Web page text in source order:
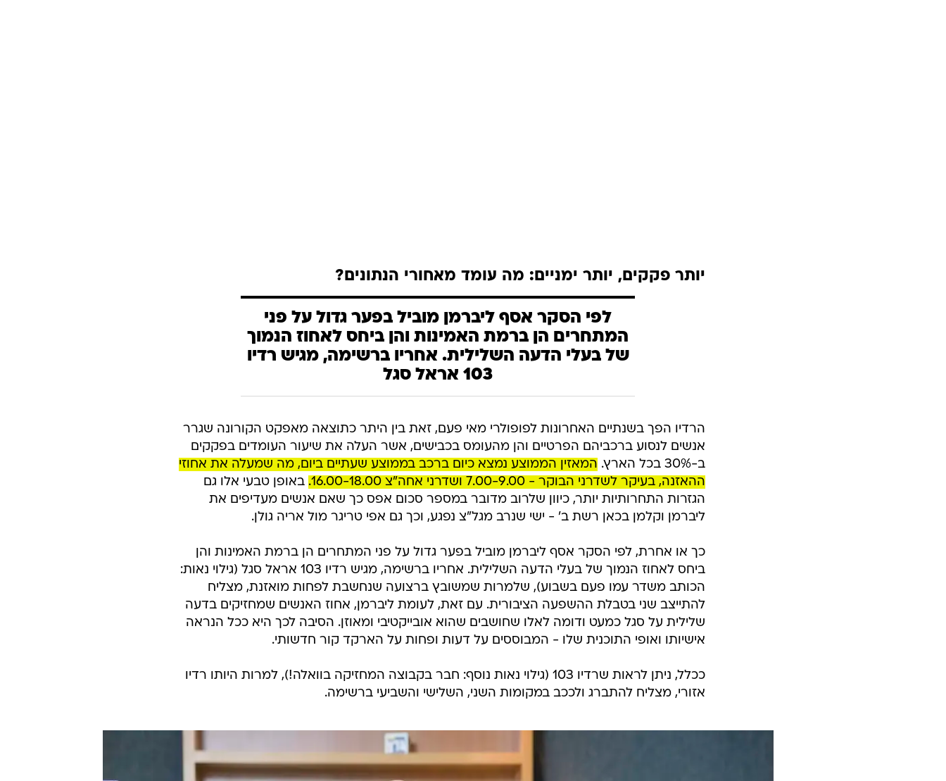
יותר פקקים, יותר ימניים: מה עומד מאחורי הנתונים?
לפי הסקר אסף ליברמן מוביל בפער גדול על פני
המתחרים הן ברמת האמינות והן ביחס לאחוז הנמוך
של בעלי הדעה השלילית. אחריו ברשימה, מגיש רדיו
103 אראל סגל
הרדיו הפך בשנתיים האחרונות לפופולרי מאי פעם, זאת בין היתר כתוצאה מאפקט הקורונה שגרר
אנשים לנסוע ברכביהם הפרטיים והן מהעומס בכבישים, אשר העלה את שיעור העומדים בפקקים
ב-30% בכל הארץ.
המאזין הממוצע נמצא כיום ברכב בממוצע שעתיים ביום, מה שמעלה את אחוזי
ההאזנה, בעיקר לשדרני הבוקר - 7.00-9.00 ושדרני אחה"צ 16.00-18.00.
באופן טבעי אלו גם
הגזרות התחרותיות יותר, כיוון שלרוב מדובר במספר סכום אפס כך שאם אנשים מעדיפים את
ליברמן וקלמן בכאן רשת ב' - ישי שנרב מגל"צ נפגע, וכך גם אפי טריגר מול אריה גולן.
כך או אחרת, לפי הסקר אסף ליברמן מוביל בפער גדול על פני המתחרים הן ברמת האמינות והן
ביחס לאחוז הנמוך של בעלי הדעה השלילית. אחריו ברשימה, מגיש רדיו 103 אראל סגל (גילוי נאות:
הכותב משדר עמו פעם בשבוע), שלמרות שמשובץ ברצועה שנחשבת לפחות מואזנת, מצליח
להתייצב שני בטבלת ההשפעה הציבורית. עם זאת, לעומת ליברמן, אחוז האנשים שמחזיקים בדעה
שלילית על סגל כמעט ודומה לאלו שחושבים שהוא אובייקטיבי ומאוזן. הסיבה לכך היא ככל הנראה
אישיותו ואופי התוכנית שלו - המבוססים על דעות ופחות על הארקד קור חדשותי.
ככלל, ניתן לראות שרדיו 103 (גילוי נאות נוסף: חבר בקבוצה המחזיקה בוואלה!), למרות היותו רדיו
אזורי, מצליח להתברג ולככב במקומות השני, השלישי והשביעי ברשימה.